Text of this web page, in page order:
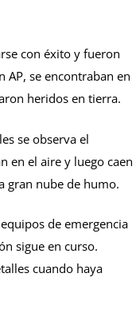
con éxito y fueron
AP, se encontraban en
heridos en tierra.
se observa el
en el aire y luego caen
gran nube de humo.
de emergencia
sigue en curso.
cuando haya